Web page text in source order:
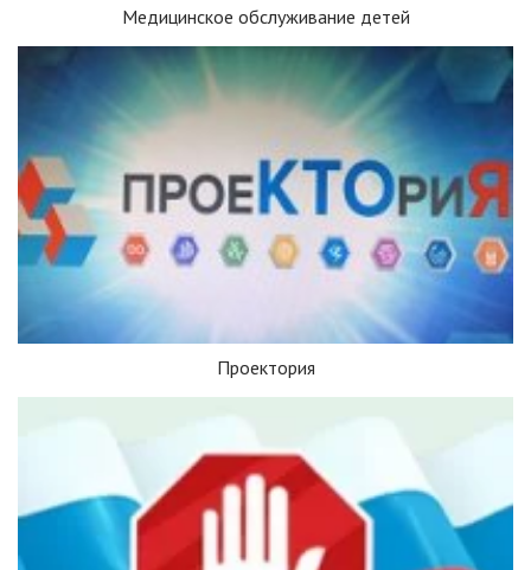
Медицинское обслуживание детей
Проектория